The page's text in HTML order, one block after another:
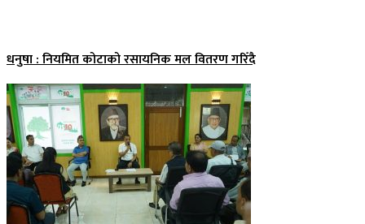
धनुषा : नियमित कोटाको रसायनिक मल वितरण गरिँदै